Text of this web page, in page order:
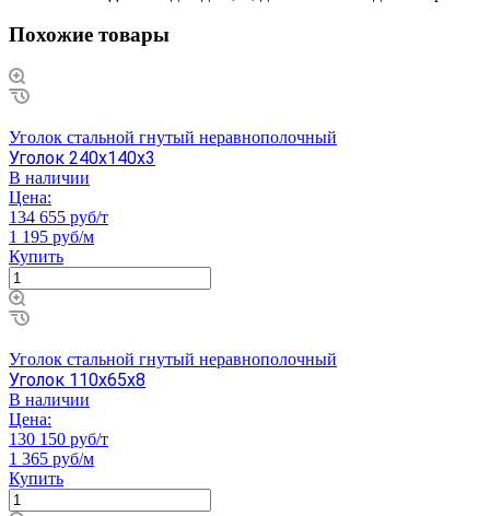
Похожие товары
Уголок стальной гнутый неравнополочный
Уголок 240х140х3
В наличии
Цена:
134 655 руб/т
1 195 руб/м
Купить
Уголок стальной гнутый неравнополочный
Уголок 110х65х8
В наличии
Цена:
130 150 руб/т
1 365 руб/м
Купить